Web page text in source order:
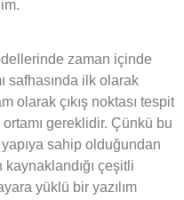
zaman içinde
safhasında ilk olarak
olarak çıkış noktası tespit
gereklidir. Çünkü bu
sahip olduğundan
çeşitli
yüklü bir yazılım